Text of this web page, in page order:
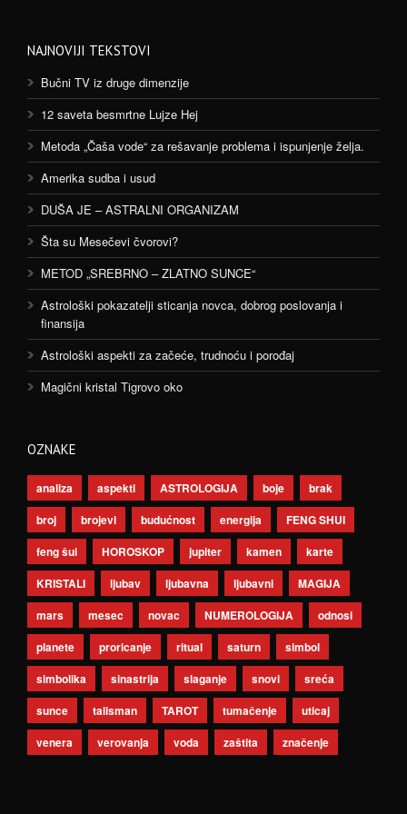
NAJNOVIJI TEKSTOVI
Bučni TV iz druge dimenzije
12 saveta besmrtne Lujze Hej
Metoda „Čaša vode“ za rešavanje problema i ispunjenje želja.
Amerika sudba i usud
DUŠA JE – ASTRALNI ORGANIZAM
Šta su Mesečevi čvorovi?
METOD „SREBRNO – ZLATNO SUNCE“
Astrološki pokazatelji sticanja novca, dobrog poslovanja i
finansija
Astrološki aspekti za začeće, trudnoću i porođaj
Magični kristal Tigrovo oko
OZNAKE
analiza aspekti ASTROLOGIJA boje
brak
broj
brojevi budućnost energija
FENG SHUI
feng šui
HOROSKOP jupiter kamen
karte
KRISTALI
ljubav ljubavna ljubavni
MAGIJA
mars
mesec novac NUMEROLOGIJA
odnosi
planete
proricanje ritual saturn
simbol
simbolika
sinastrija slaganje snovi
sreća
sunce
talisman TAROT tumačenje
uticaj
venera
verovanja voda zaštita značenje